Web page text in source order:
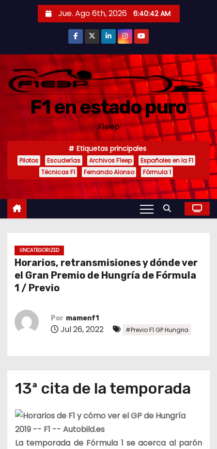
i
Jue. Ago 6th, 2026 6:40:43 AM
F1 en estado puro
F1eep
Etiquetas principales
Pilotos Escuderías Archivos F1eep
Españoles en la F1
Técnicas F1
Fernando Alonso Fórmula 1
UNCATEGORIZED
Horarios, retransmisiones y dónde ver
el Gran Premio de Hungría de Fórmula
1 / Previo
Por mamenf1
Jul 26, 2022 #Previo F1 GP Hungria
13ª cita de la temporada
La temporada de Fórmula 1 se acerca al parón